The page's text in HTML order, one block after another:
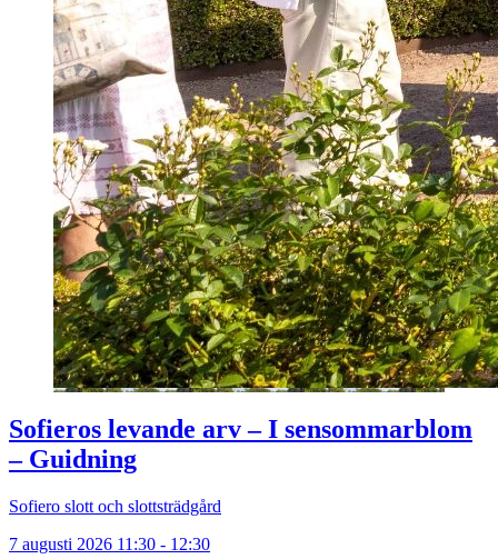
Sofieros levande arv – I sensommarblom
– Guidning
Sofiero slott och slottsträdgård
7 augusti 2026 11:30 - 12:30